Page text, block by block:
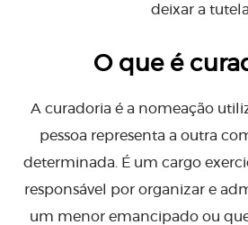
deixar a tutela.
O que é
A curadoria é a nomeação
pessoa representa a outra
determinada. É um cargo
responsável por organizar e
um menor emancipado ou